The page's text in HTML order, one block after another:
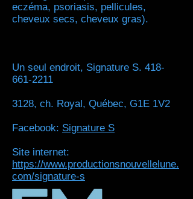
eczéma, psoriasis, pellicules,
cheveux secs, cheveux gras).
Un seul endroit, Signature S. 418-
661-2211
3128, ch. Royal, Québec, G1E 1V2
Facebook: Signature S
Site internet:
https://www.productionsnouvellelune.
com/signature-s